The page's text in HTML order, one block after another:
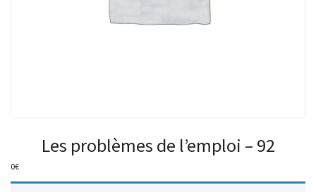
Les problèmes de l’emploi – 92
0€